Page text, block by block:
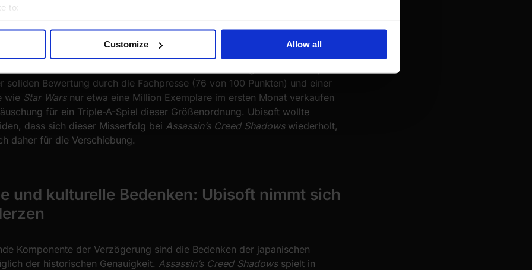
to:
content and ads, to provide social media features and to analyse our traffic. We also share
our site with our social media, advertising and analytics partners who may combine it with
provided to them or that they’ve collected from your use of their services.
Customize Allow all
gibt an, dass die zusätzliche Zeit genutzt wird, um die Spielerfahrung
soliden Bewertung durch die Fachpresse (76 von 100 Punkten) und einer
wie Star Warsnur etwa eine Million Exemplare im ersten Monat verkaufen
für ein Triple-A-Spiel dieser Größenordnung. Ubisoft wollte
dass sich dieser Misserfolg bei Assassin’s Creed Shadowswiederholt,
daher für die Verschiebung.
und kulturelle Bedenken: Ubisoft nimmt sich
Komponente der Verzögerung sind die Bedenken der japanischen
der historischen Genauigkeit. Assassin’s Creed Shadowsspielt in